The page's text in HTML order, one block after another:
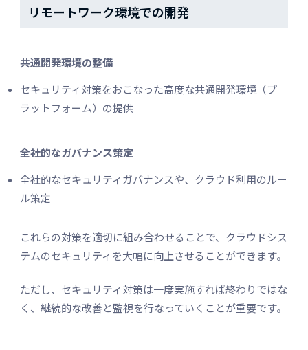
リモートワーク環境での開発
共通開発環境の整備
セキュリティ対策をおこなった高度な共通開発環境（プ
ラットフォーム）の提供
全社的なガバナンス策定
全社的なセキュリティガバナンスや、クラウド利用のルー
ル策定
これらの対策を適切に組み合わせることで、クラウドシス
テムのセキュリティを大幅に向上させることができます。
ただし、セキュリティ対策は一度実施すれば終わりではな
く、継続的な改善と監視を行なっていくことが重要です。